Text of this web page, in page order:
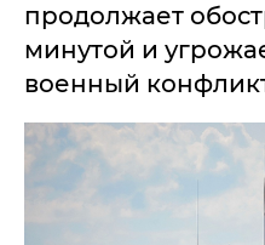
продолжает
минутой и
военный